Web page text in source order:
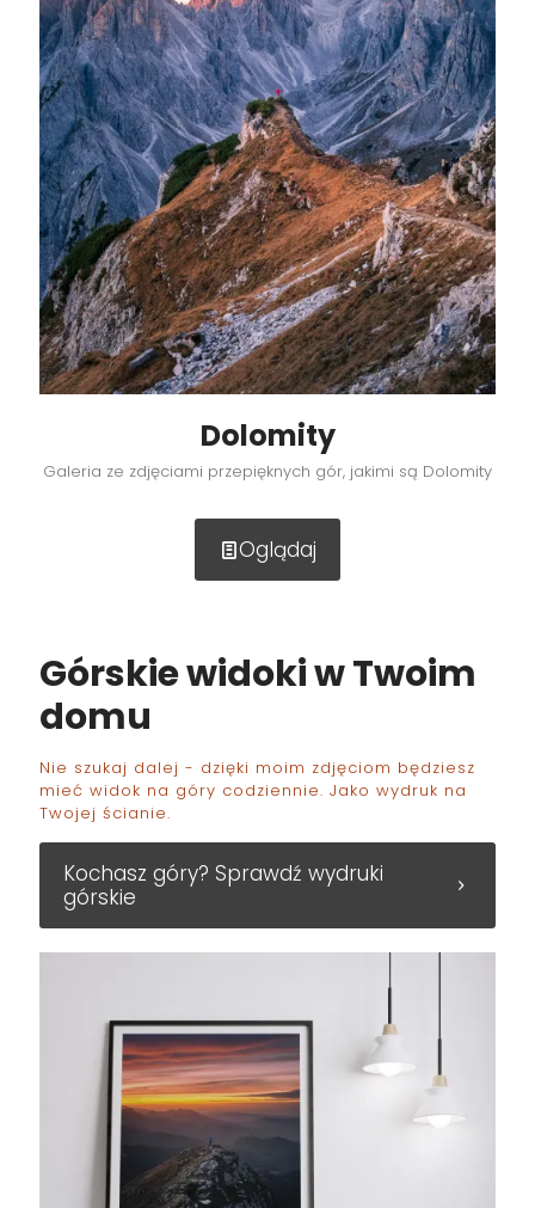
Dolomity
Galeria ze zdjęciami przepięknych gór, jakimi są Dolomity
Oglądaj
Górskie widoki w Twoim
domu
Nie szukaj dalej - dzięki moim zdjęciom będziesz
mieć widok na góry codziennie. Jako wydruk na
Twojej ścianie.
Kochasz góry? Sprawdź wydruki
górskie